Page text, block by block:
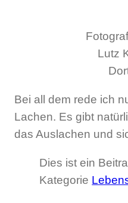
Lutz
Bei all dem rede ich
Lachen. Es gibt
das Auslachen und
Dies ist ein
Kategorie